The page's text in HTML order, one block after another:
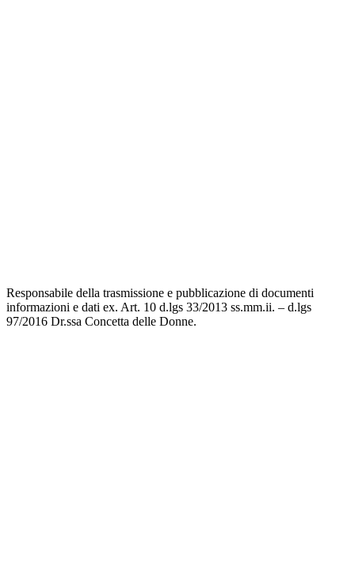
Responsabile della trasmissione e pubblicazione di documenti
informazioni e dati ex. Art. 10 d.lgs 33/2013 ss.mm.ii. – d.lgs
97/2016 Dr.ssa Concetta delle Donne.